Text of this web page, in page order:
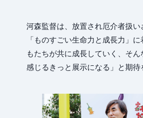
河森監督は、放置され厄介者扱
「ものすごい生命力と成長力」
もたちが共に成長していく、そ
感じるきっと展示になる」と期待